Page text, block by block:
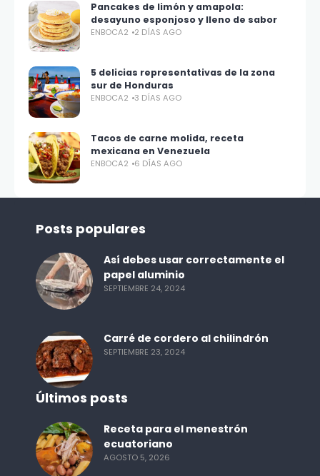
Pancakes de limón y amapola:
desayuno esponjoso y lleno de sabor
ENBOCA2 2 DÍAS AGO
5 delicias representativas de la zona
sur de Honduras
ENBOCA2 3 DÍAS AGO
Tacos de carne molida, receta
mexicana en Venezuela
ENBOCA2 6 DÍAS AGO
Posts populares
Así debes usar correctamente el
papel aluminio
SEPTIEMBRE 24, 2024
Carré de cordero al chilindrón
SEPTIEMBRE 23, 2024
Últimos posts
Receta para el menestrón
ecuatoriano
AGOSTO 5, 2026